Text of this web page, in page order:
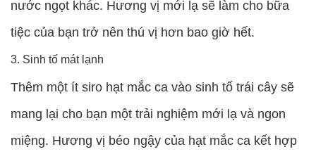
nước ngọt khác. Hương vị mới lạ sẽ làm cho bữa
tiệc của bạn trở nên thú vị hơn bao giờ hết.
3. Sinh tố mát lạnh
Thêm một ít siro hạt mắc ca vào sinh tố trái cây sẽ
mang lại cho bạn một trải nghiệm mới lạ và ngon
miệng. Hương vị béo ngậy của hạt mắc ca kết hợp